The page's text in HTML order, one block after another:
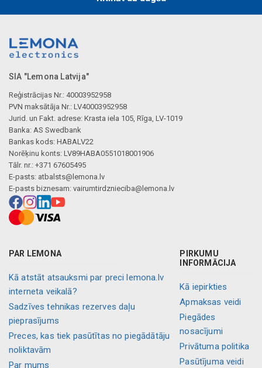
SIA "Lemona Latvija"
Reģistrācijas Nr.: 40003952958
PVN maksātāja Nr.: LV40003952958
Jurid. un Fakt. adrese: Krasta iela 105, Rīga, LV-1019
Banka: AS Swedbank
Bankas kods: HABALV22
Norēķinu konts: LV89HABA0551018001906
Tālr. nr.: +371 67605495
E-pasts: atbalsts@lemona.lv
E-pasts biznesam: vairumtirdznieciba@lemona.lv
PAR LEMONA
Kā atstāt atsauksmi par preci lemona.lv
interneta veikalā?
Sadzīves tehnikas rezerves daļu
pieprasījums
Preces, kas tiek pasūtītas no piegādātāju
noliktavām
Par mums
PIRKUMU
INFORMĀCIJA
Kā iepirkties
Apmaksas veidi
Piegādes
nosacījumi
Privātuma politika
Pasūtījuma veidi